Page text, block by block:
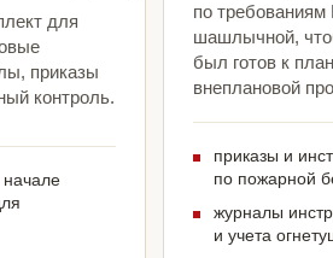
для
приказы
контроль.
по
шашлычной,
был готов к
внеплановой
приказы и
по пожарной
журналы
и учета